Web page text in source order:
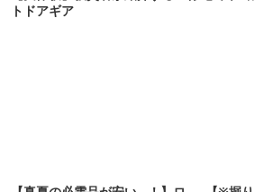
トドアギア